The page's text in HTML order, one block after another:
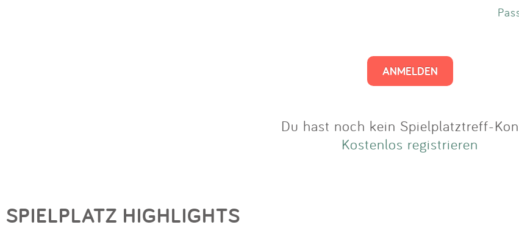
Anmelden
Du hast noch kein Spielplatztreff-
Kostenlos registrieren
SPIELPLATZ HIGHLIGHTS